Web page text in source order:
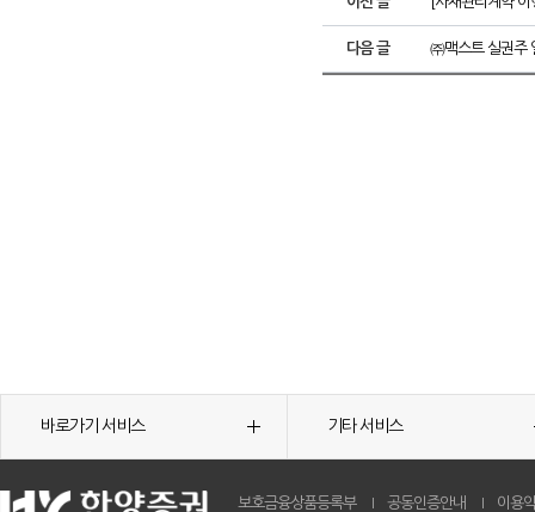
다음 글 ㈜맥스트 실권주
바로가기 서비스 기타 서비스
보호금융상품등록부 공동인증안내 이용